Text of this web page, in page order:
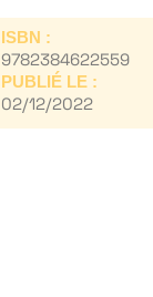
ISBN :
9782384622559
PUBLIÉ LE :
02/12/2022